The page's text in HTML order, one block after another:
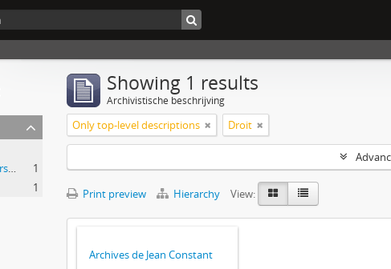
Classement > Archives de professeurs et chercheurs
1
1
Showing 1 results
Archivistische beschrijving
Only top-level descriptions Droit
Print preview Hierarchy View:
Archives de Jean Constant